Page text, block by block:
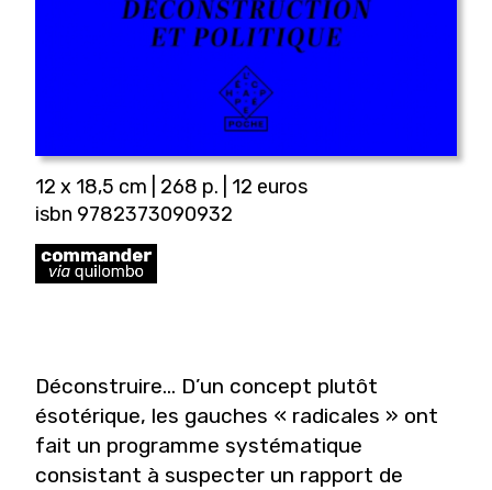
12 x 18,5 cm | 268 p. | 12 euros
isbn 9782373090932
Déconstruire... D’un concept plutôt
ésotérique, les gauches « radicales » ont
fait un programme systématique
consistant à suspecter un rapport de